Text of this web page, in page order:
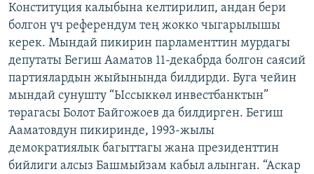
ЭЖЕ-СИҢДИЛЕР
АЗАТТЫК+
ЫҢГАЙСЫЗ СУРООЛОР
ОНЛАЙН ШЕРИНЕ
ЭЕ/АРнун бардык сайттары
Конституция калыбына келтирилип, андан бери
болгон үч референдум тең жокко чыгарылышы
керек. Мындай пикирин парламенттин мурдагы
депутаты Бегиш Ааматов 11-декабрда болгон саясий
партиялардын жыйынында билдирди. Буга чейин
мындай сунушту “Ыссыккөл инвестбанктын”
төрагасы Болот Байгожоев да билдирген. Бегиш
Ааматовдун пикиринде, 1993-жылы
демократиялык багыттагы жана президенттин
бийлиги алсыз Башмыйзам кабыл алынган. “Аскар